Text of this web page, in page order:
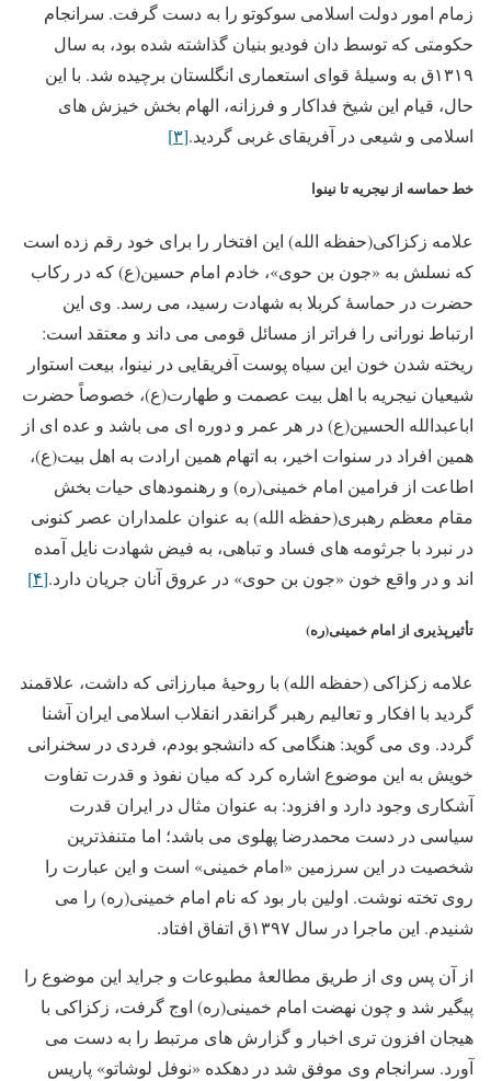
زمام امور دولت اسلامی سوکوتو را به دست گرفت. سرانجام
حکومتی که توسط دان فودیو بنیان گذاشته شده بود، به سال
۱۳۱۹ق به وسیلۀ قوای استعماری انگلستان برچیده شد. با این
حال، قیام این شیخ فداکار و فرزانه، الهام بخش خیزش های
اسلامی و شیعی در آفریقای غربی گردید.[۳]
خط حماسه از نیجریه تا نینوا
علامه زکزاکی(حفظه الله) این افتخار را برای خود رقم زده است
که نسلش به «جون بن حوی»، خادم امام حسین(ع) که در رکاب
حضرت در حماسۀ کربلا به شهادت رسید، می رسد. وی این
ارتباط نورانی را فراتر از مسائل قومی می داند و معتقد است:
ریخته شدن خون این سیاه پوست آفریقایی در نینوا، بیعت استوار
شیعیان نیجریه با اهل بیت عصمت و طهارت(ع)، خصوصاً حضرت
اباعبدالله الحسین(ع) در هر عمر و دوره ای می باشد و عده ای از
همین افراد در سنوات اخیر، به اتهام همین ارادت به اهل بیت(ع)،
اطاعت از فرامین امام خمینی(ره) و رهنمودهای حیات بخش
مقام معظم رهبری(حفظه الله) به عنوان علمداران عصر کنونی
در نبرد با جرثومه های فساد و تباهی، به فیض شهادت نایل آمده
اند و در واقع خون «جون بن حوی» در عروق آنان جریان دارد.[۴]
تأثیرپذیری از امام خمینی(ره)
علامه زکزاکی (حفظه الله) با روحیۀ مبارزاتی که داشت، علاقمند
گردید با افکار و تعالیم رهبر گرانقدر انقلاب اسلامی ایران آشنا
گردد. وی می گوید: هنگامی که دانشجو بودم، فردی در سخنرانی
خویش به این موضوع اشاره کرد که میان نفوذ و قدرت تفاوت
آشکاری وجود دارد و افزود: به عنوان مثال در ایران قدرت
سیاسی در دست محمدرضا پهلوی می باشد؛ اما متنفذترین
شخصیت در این سرزمین «امام خمینی» است و این عبارت را
روی تخته نوشت. اولین بار بود که نام امام خمینی(ره) را می
شنیدم. این ماجرا در سال ۱۳۹۷ق اتفاق افتاد.
از آن پس وی از طریق مطالعۀ مطبوعات و جراید این موضوع را
پیگیر شد و چون نهضت امام خمینی(ره) اوج گرفت، زکزاکی با
هیجان افزون تری اخبار و گزارش های مرتبط را به دست می
آورد. سرانجام وی موفق شد در دهکده «نوفل لوشاتو» پاریس